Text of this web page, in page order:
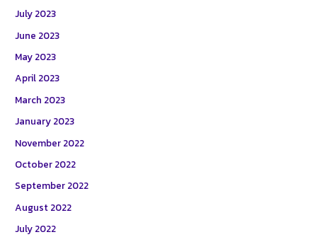
July 2023
June 2023
May 2023
April 2023
March 2023
January 2023
November 2022
October 2022
September 2022
August 2022
July 2022